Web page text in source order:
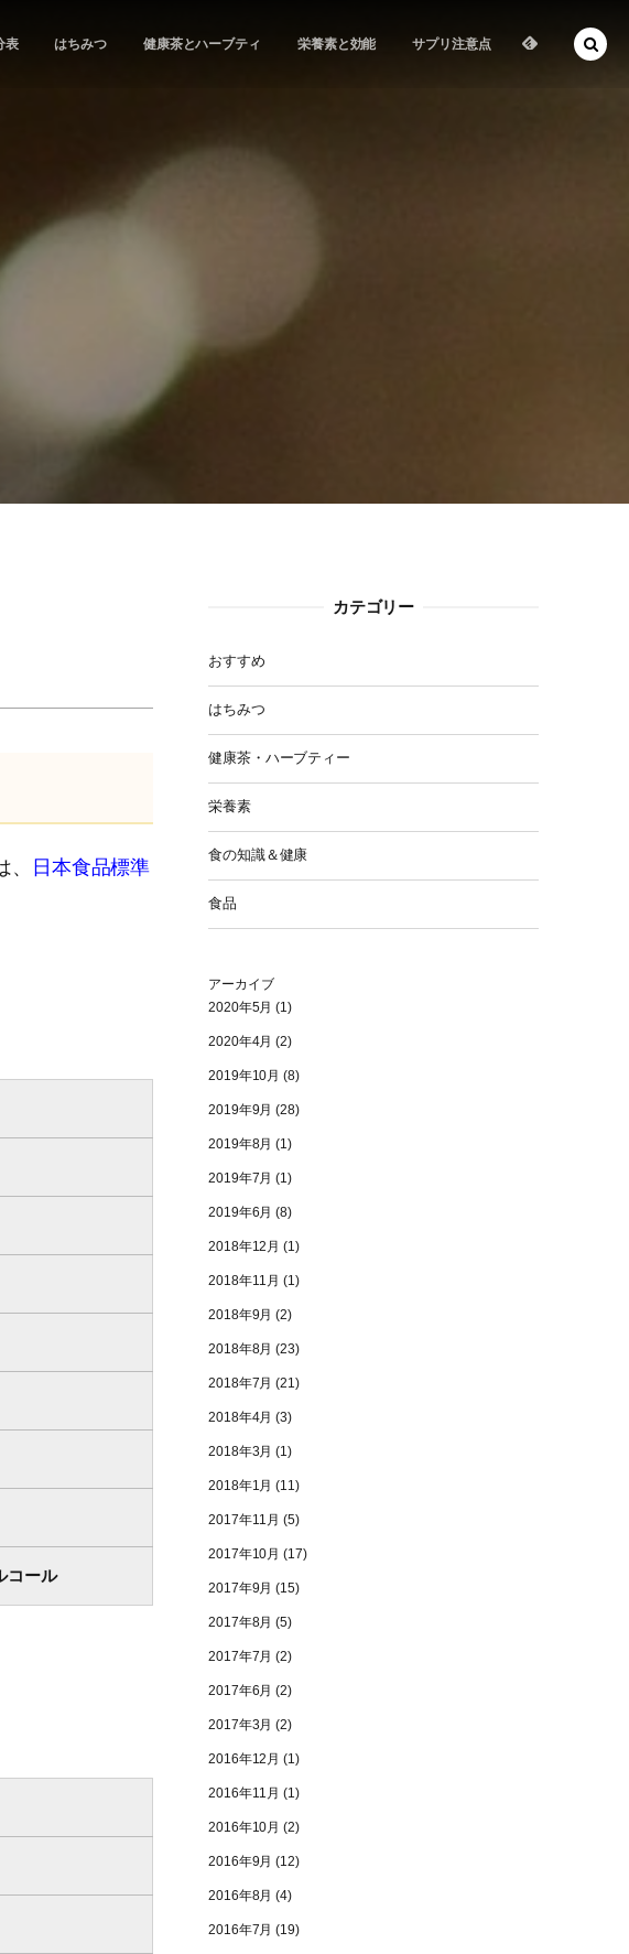
表 はちみつ 健康茶とハーブティ 栄養素と効能 サプリ注意点
日本食品標準
コール
カテゴリー
おすすめ
はちみつ
健康茶・ハーブティー
栄養素
食の知識＆健康
食品
アーカイブ
2020年5月 (1)
2020年4月 (2)
2019年10月 (8)
2019年9月 (28)
2019年8月 (1)
2019年7月 (1)
2019年6月 (8)
2018年12月 (1)
2018年11月 (1)
2018年9月 (2)
2018年8月 (23)
2018年7月 (21)
2018年4月 (3)
2018年3月 (1)
2018年1月 (11)
2017年11月 (5)
2017年10月 (17)
2017年9月 (15)
2017年8月 (5)
2017年7月 (2)
2017年6月 (2)
2017年3月 (2)
2016年12月 (1)
2016年11月 (1)
2016年10月 (2)
2016年9月 (12)
2016年8月 (4)
2016年7月 (19)